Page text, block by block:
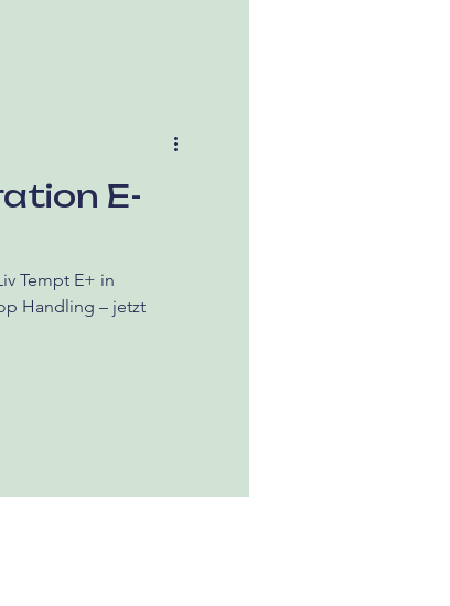
E-
Tempt E+ in
Handling – jetzt